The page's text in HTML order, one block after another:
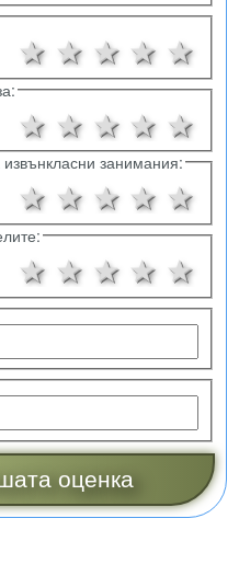
4
3
2 звезди
1 звезда
4
3
2 звезди
1 звезда
занимания:
4
3
2 звезди
1 звезда
4
3
2 звезди
1 звезда